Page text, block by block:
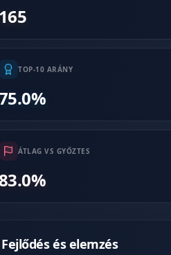
165
TOP-10 ARÁNY
ÁTLAG VS GYŐZTES
Fejlődés és elemzés